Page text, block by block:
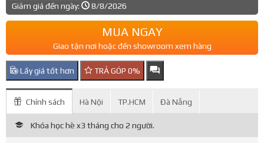
Giảm giá đến ngày: 8/8/2026
MUA NGAY
Giao tận nơi hoặc đến showroom xem hàng
Lấy giá tốt hơn TRẢ GÓP 0%
Chính sách Hà Nội TP.HCM Đà Nẵng
Khóa học hè x3 tháng cho 2 người.